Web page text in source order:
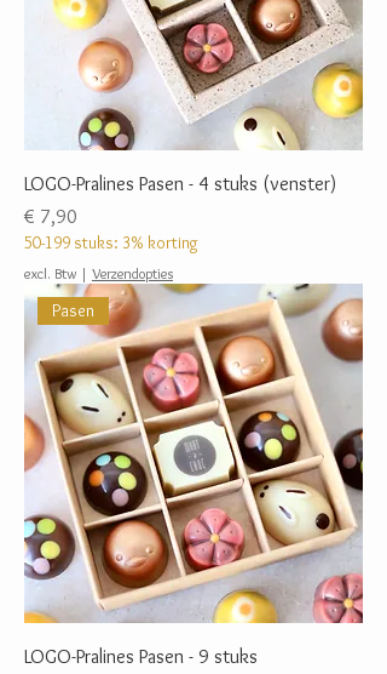
LOGO-Pralines Pasen - 4 stuks (venster)
Prijs
€ 7,90
50-199 stuks: 3% korting
excl. Btw | Verzendopties
Pasen
LOGO-Pralines Pasen - 9 stuks